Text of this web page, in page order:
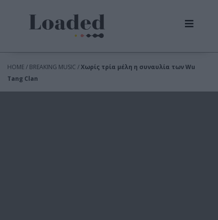
HOME / BREAKING MUSIC /Χωρίς τρία μέλη η συναυλία των Wu
Tang Clan